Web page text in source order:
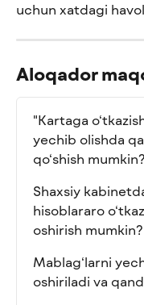
uchun xatdagi
Aloqador
"Kartaga
yechib olishda
qo‘shish mumkin?
Shaxsiy
hisoblararo
oshirish mumkin?
Mablag‘larni
oshiriladi va